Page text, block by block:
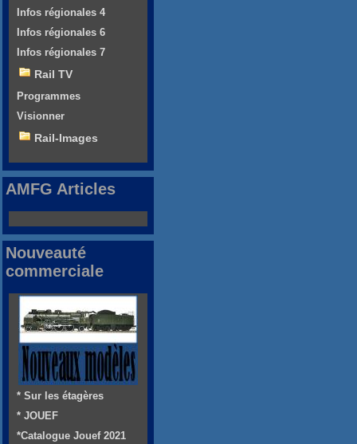
Infos régionales 4
Infos régionales 6
Infos régionales 7
Rail TV
Programmes
Visionner
Rail-Images
AMFG Articles
Nouveauté
commerciale
* Sur les étagères
* JOUEF
*Catalogue Jouef 2021